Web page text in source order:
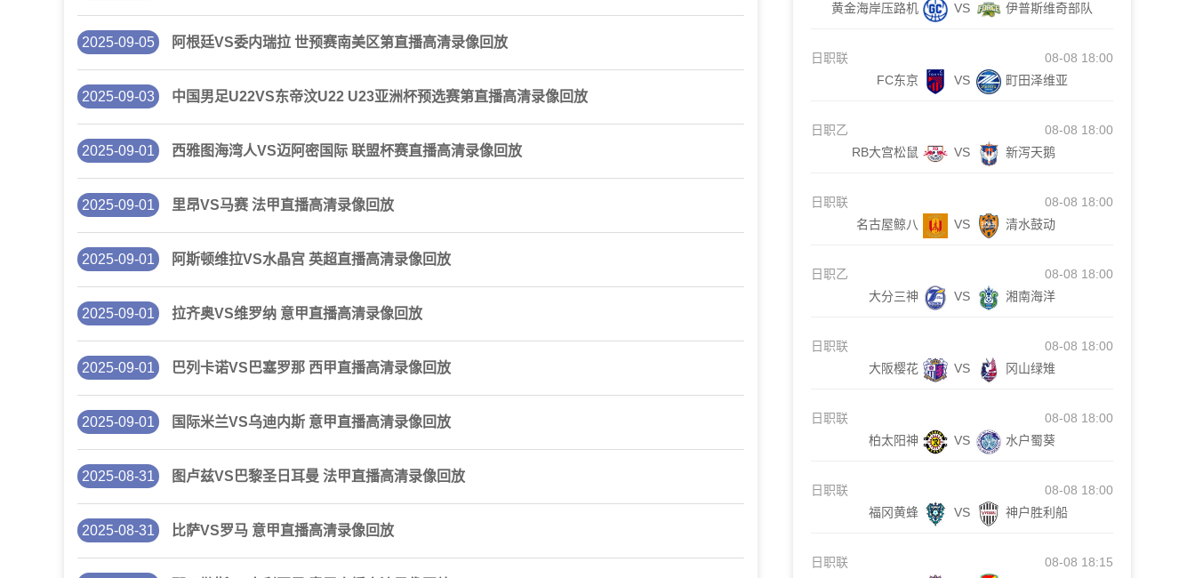
2025-09-05 阿根廷VS委内瑞拉 世预赛南美区第直播高清录像回放
2025-09-03 中国男足U22VS东帝汶U22 U23亚洲杯预选赛第直播高清录像回放
2025-09-01 西雅图海湾人VS迈阿密国际 联盟杯赛直播高清录像回放
2025-09-01 里昂VS马赛 法甲直播高清录像回放
2025-09-01 阿斯顿维拉VS水晶宫 英超直播高清录像回放
2025-09-01 拉齐奥VS维罗纳 意甲直播高清录像回放
2025-09-01 巴列卡诺VS巴塞罗那 西甲直播高清录像回放
2025-09-01 国际米兰VS乌迪内斯 意甲直播高清录像回放
2025-08-31 图卢兹VS巴黎圣日耳曼 法甲直播高清录像回放
2025-08-31 比萨VS罗马 意甲直播高清录像回放
黄金海岸压路机
VS 伊普斯维奇部队
日职联
08-08 18:00
FC东京
VS 町田泽维亚
日职乙
08-08 18:00
RB大宫松鼠
VS 新泻天鹅
日职联
08-08 18:00
名古屋鲸八
VS 清水鼓动
日职乙
08-08 18:00
大分三神
VS 湘南海洋
日职联
08-08 18:00
大阪樱花
VS 冈山绿雉
日职联
08-08 18:00
柏太阳神
VS 水户蜀葵
日职联
08-08 18:00
福冈黄蜂
VS 神户胜利船
日职联
08-08 18:15